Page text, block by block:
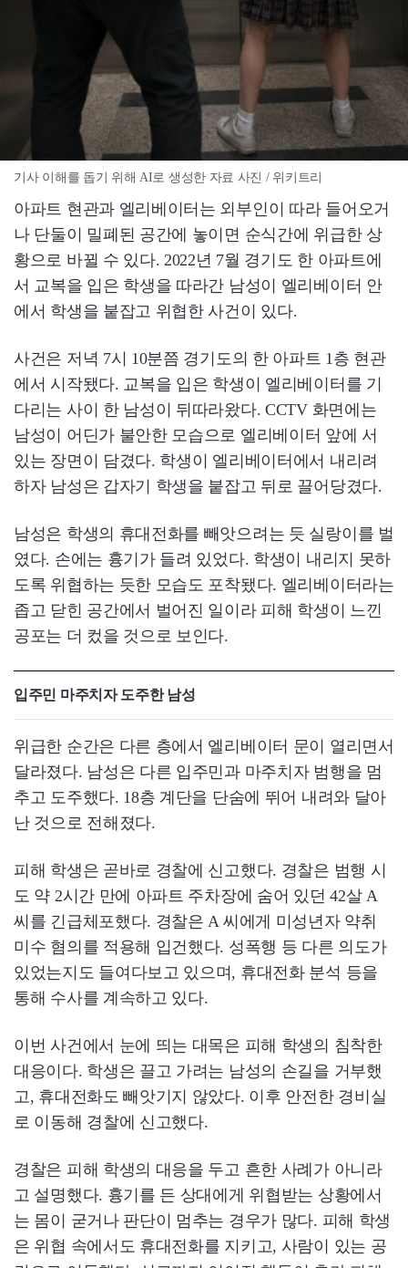
기사 이해를 돕기 위해 AI로 생성한 자료 사진 / 위키트리
아파트 현관과 엘리베이터는 외부인이 따라 들어오거
나 단둘이 밀폐된 공간에 놓이면 순식간에 위급한 상
황으로 바뀔 수 있다. 2022년 7월 경기도 한 아파트에
서 교복을 입은 학생을 따라간 남성이 엘리베이터 안
에서 학생을 붙잡고 위협한 사건이 있다.
사건은 저녁 7시 10분쯤 경기도의 한 아파트 1층 현관
에서 시작됐다. 교복을 입은 학생이 엘리베이터를 기
다리는 사이 한 남성이 뒤따라왔다. CCTV 화면에는
남성이 어딘가 불안한 모습으로 엘리베이터 앞에 서
있는 장면이 담겼다. 학생이 엘리베이터에서 내리려
하자 남성은 갑자기 학생을 붙잡고 뒤로 끌어당겼다.
남성은 학생의 휴대전화를 빼앗으려는 듯 실랑이를 벌
였다. 손에는 흉기가 들려 있었다. 학생이 내리지 못하
도록 위협하는 듯한 모습도 포착됐다. 엘리베이터라는
좁고 닫힌 공간에서 벌어진 일이라 피해 학생이 느낀
공포는 더 컸을 것으로 보인다.
입주민 마주치자 도주한 남성
위급한 순간은 다른 층에서 엘리베이터 문이 열리면서
달라졌다. 남성은 다른 입주민과 마주치자 범행을 멈
추고 도주했다. 18층 계단을 단숨에 뛰어 내려와 달아
난 것으로 전해졌다.
피해 학생은 곧바로 경찰에 신고했다. 경찰은 범행 시
도 약 2시간 만에 아파트 주차장에 숨어 있던 42살 A
씨를 긴급체포했다. 경찰은 A 씨에게 미성년자 약취
미수 혐의를 적용해 입건했다. 성폭행 등 다른 의도가
있었는지도 들여다보고 있으며, 휴대전화 분석 등을
통해 수사를 계속하고 있다.
이번 사건에서 눈에 띄는 대목은 피해 학생의 침착한
대응이다. 학생은 끌고 가려는 남성의 손길을 거부했
고, 휴대전화도 빼앗기지 않았다. 이후 안전한 경비실
로 이동해 경찰에 신고했다.
경찰은 피해 학생의 대응을 두고 흔한 사례가 아니라
고 설명했다. 흉기를 든 상대에게 위협받는 상황에서
는 몸이 굳거나 판단이 멈추는 경우가 많다. 피해 학생
은 위협 속에서도 휴대전화를 지키고, 사람이 있는 공